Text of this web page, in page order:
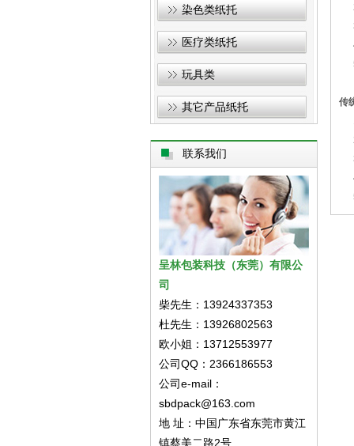
染色类纸托
医疗类纸托
玩具类
其它产品纸托
联系我们
呈林包装科技（东莞）有限公
司
柴先生：13924337353
杜先生：13926802563
欧小姐：13712553977
公司QQ：2366186553
公司e-mail：
sbdpack@163.com
地 址：中国广东省东莞市黄江
镇蔡美二路2号
2.
3.
5.
传
3.
5.